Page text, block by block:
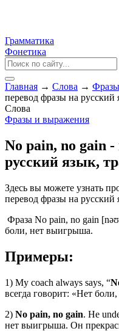
Грамматика
Фонетика
Главная → Слова →
перевод фразы на русский
Слова
Фразы и выражения
No pain, no gain
русский язык,
Здесь вы можете узнать
перевод фразы на
Фраза No pain, no gain [nəʊ
боли, нет выигрыша.
Примеры:
1) My coach always says, “
всегда говорит: «Нет
2) No pain, no gain. He
нет выигрыша. Он